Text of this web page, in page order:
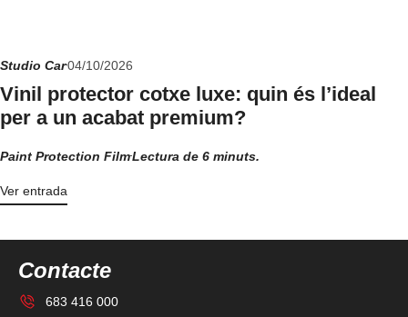
Studio Car04/10/2026
Vinil protector cotxe luxe: quin és l’ideal
per a un acabat premium?
Paint Protection FilmLectura de 6 minuts.
Ver entrada
Contacte
683 416 000